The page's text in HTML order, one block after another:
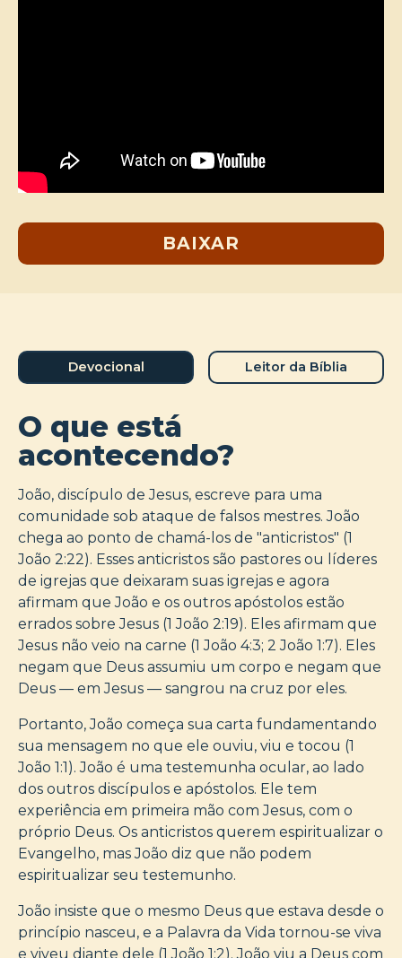
BAIXAR
Devocional Leitor da Bíblia
O que está
acontecendo?
João, discípulo de Jesus, escreve para uma
comunidade sob ataque de falsos mestres. João
chega ao ponto de chamá-los de "anticristos" (1
João 2:22). Esses anticristos são pastores ou líderes
de igrejas que deixaram suas igrejas e agora
afirmam que João e os outros apóstolos estão
errados sobre Jesus (1 João 2:19). Eles afirmam que
Jesus não veio na carne (1 João 4:3; 2 João 1:7). Eles
negam que Deus assumiu um corpo e negam que
Deus — em Jesus — sangrou na cruz por eles.
Portanto, João começa sua carta fundamentando
sua mensagem no que ele ouviu, viu e tocou (1
João 1:1). João é uma testemunha ocular, ao lado
dos outros discípulos e apóstolos. Ele tem
experiência em primeira mão com Jesus, com o
próprio Deus. Os anticristos querem espiritualizar o
Evangelho, mas João diz que não podem
espiritualizar seu testemunho.
João insiste que o mesmo Deus que estava desde o
princípio nasceu, e a Palavra da Vida tornou-se viva
e viveu diante dele (1 João 1:2). João viu a Deus com